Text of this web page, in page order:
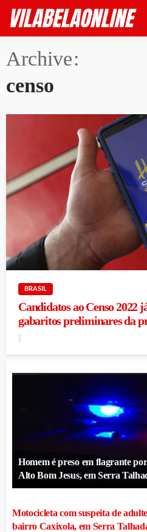
Archive
censo
BRASIL
Candidatos ao Censo 2022
gabaritos preliminares da
Homem é preso em flagrante
Alto Bom Jesus, em Serra
Motocicleta com suspeita de
bairro Caxixola, em Serra